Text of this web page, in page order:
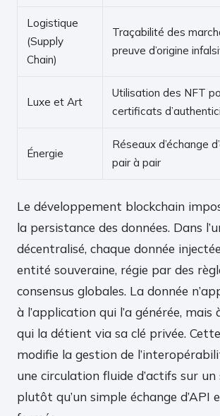
Logistique
(Supply
Chain)
Traçabilité des
preuve d’origine
Luxe et Art
Utilisation des NFT
certificats
Énergie
Réseaux d’échange
pair à pair
Le développement blockchain
la persistance des données. Dans
décentralisé, chaque donnée
entité souveraine, régie par des
consensus globales. La donnée
à l’application qui l’a générée, mais
qui la détient via sa clé privée.
modifie la gestion de
une circulation fluide d’actifs sur
plutôt qu’un simple échange d’API